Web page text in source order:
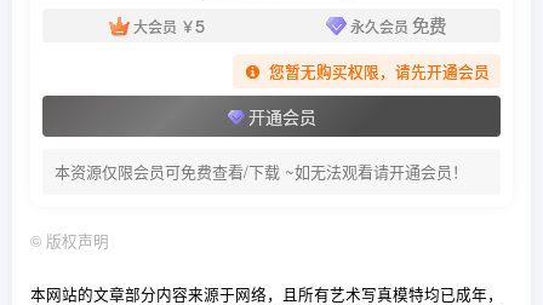
面饼仙儿 – NO.150 皮裤连体红毛衣[20P-289.8M]
[6.12]
面饼仙儿 – NO.149 公主连结Re：Dive 宵滨深月[34P-1V-
431.1M]
大会员 ￥5 永久会员 免费
您暂无购买权限，请先开通会员
开通会员
本资源仅限会员可免费查看/下载 ~如无法观看请开通会员！
© 版权声明
本网站的文章部分内容来源于网络，且所有艺术写真模特均已成年，